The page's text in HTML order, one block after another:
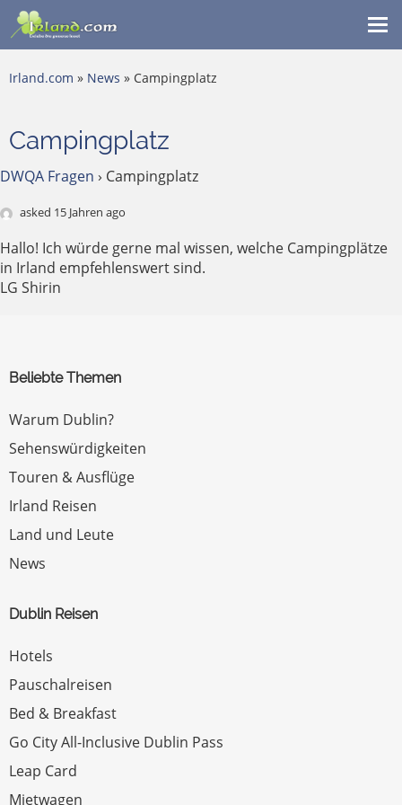
Irland.com » News » Campingplatz
Campingplatz
DWQA Fragen › Campingplatz
asked 15 Jahren ago
Hallo! Ich würde gerne mal wissen, welche Campingplätze
in Irland empfehlenswert sind.
LG Shirin
Beliebte Themen
Warum Dublin?
Sehenswürdigkeiten
Touren & Ausflüge
Irland Reisen
Land und Leute
News
Dublin Reisen
Hotels
Pauschalreisen
Bed & Breakfast
Go City All-Inclusive Dublin Pass
Leap Card
Mietwagen